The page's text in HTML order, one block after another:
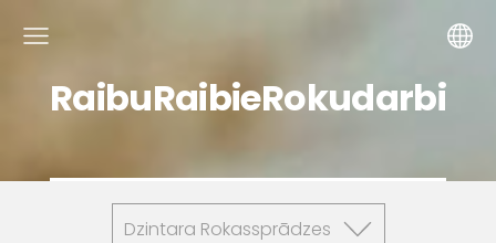
RaibuRaibieRokudarbi
Dzintara Rokassprādzes